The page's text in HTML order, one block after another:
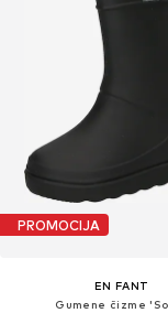
PROMOCIJA
EN FANT
Gumene čizme